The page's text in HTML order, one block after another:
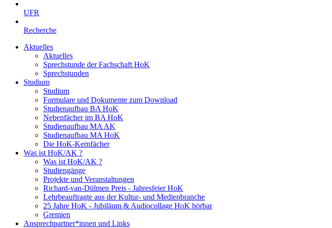
UFR
Recherche
Aktuelles
Aktuelles
Sprechstunde der Fachschaft HoK
Sprechstunden
Studium
Studium
Formulare und Dokumente zum Download
Studienaufbau BA HoK
Nebenfächer im BA HoK
Studienaufbau MA AK
Studienaufbau MA HoK
Die HoK-Kernfächer
Was ist HoK/AK ?
Was ist HoK/AK ?
Studiengänge
Projekte und Veranstaltungen
Richard-van-Dülmen Preis - Jahresfeier HoK
Lehrbeauftragte aus der Kultur- und Medienbranche
25 Jahre HoK - Jubiläum & Audiocollage HoK hörbar
Gremien
Ansprechpartner*innen und Links